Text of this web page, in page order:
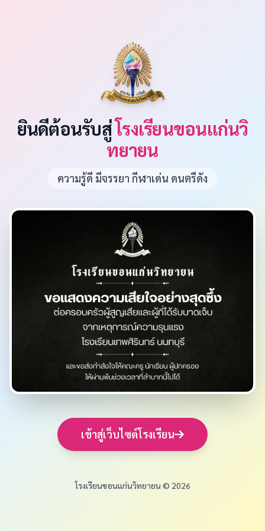
ยินดีต้อนรับสู่โรงเรียนขอนแก่นวิ
ทยายน
ความรู้ดี มีจรรยา กีฬาเด่น ดนตรีดัง
เข้าสู่เว็บไซต์โรงเรียน
โรงเรียนขอนแก่นวิทยายน © 2026